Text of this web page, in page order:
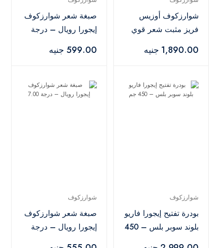
شوارزكوف أوزيس
فريز مثبت شعر قوي
1,890.00 جنيه
صبغة شعر شوارزكوف
إيجورا رويال – درجة
599.00 جنيه
شوارزكوف
بودرة تفتيح إيجورا فاريو
بلوند سوبر بلس – 450
شوارزكوف
صبغة شعر شوارزكوف
إيجورا رويال – درجة